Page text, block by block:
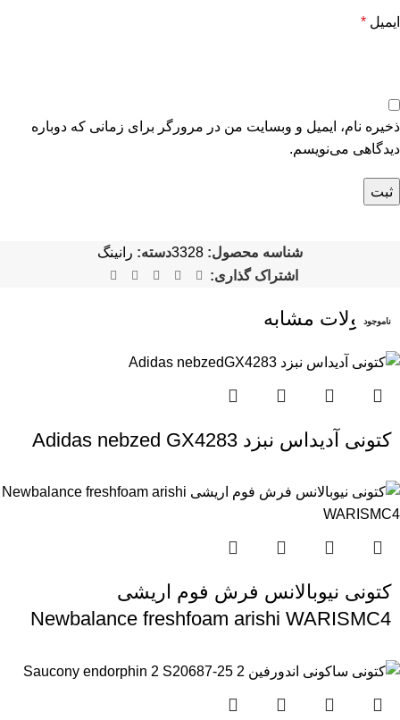
ایمیل *
ذخیره نام، ایمیل و وبسایت من در مرورگر برای زمانی که دوباره
دیدگاهی می‌نویسم.
شناسه محصول: 3328دسته: رانینگ
اشتراک گذاری:
محصولات مشابه
ناموجود
کتونی آدیداس نبزد Adidas nebzed GX4283
ناموجود
کتونی نیوبالانس فرش فوم اریشی
Newbalance freshfoam arishi WARISMC4
ناموجود
ناموجود
ناموجود
ناموجود
ناموجود